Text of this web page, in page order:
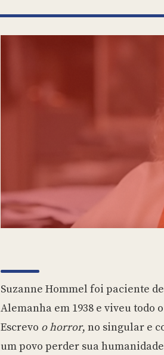
Suzanne Hommel foi paciente
Alemanha em 1938 e viveu todo
Escrevo o horror, no singular e
um povo perder sua